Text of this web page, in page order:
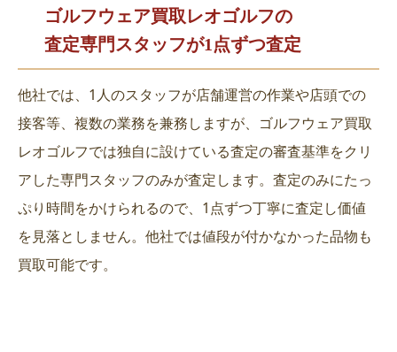
ゴルフウェア買取レオゴルフの
査定専門スタッフが1点ずつ査定
他社では、1人のスタッフが店舗運営の作業や店頭での
接客等、複数の業務を兼務しますが、ゴルフウェア買取
レオゴルフでは独自に設けている査定の審査基準をクリ
アした専門スタッフのみが査定します。査定のみにたっ
ぷり時間をかけられるので、1点ずつ丁寧に査定し価値
を見落としません。他社では値段が付かなかった品物も
買取可能です。